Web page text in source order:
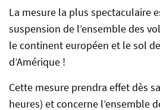
La mesure la plus spectaculaire
suspension de l’ensemble des
le continent européen et le sol
d’Amérique !
Cette mesure prendra effet dès
heures) et concerne l’ensemble